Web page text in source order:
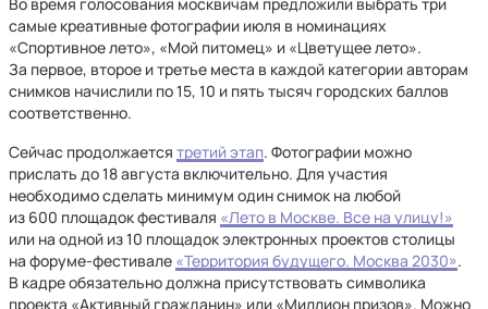
самые креативные фотографии июля в номинациях
«Спортивное лето», «Мой питомец» и «Цветущее лето».
За первое, второе и третье места в каждой категории авторам
снимков начислили по 15, 10 и пять тысяч городских баллов
соответственно.
Сейчас продолжается третий этап. Фотографии можно
прислать до 18 августа включительно. Для участия
необходимо сделать минимум один снимок на любой
из 600 площадок фестиваля «Лето в Москве. Все на улицу!»
или на одной из 10 площадок электронных проектов столицы
на форуме-фестивале «Территория будущего. Москва 2030».
В кадре обязательно должна присутствовать символика
проекта «Активный гражданин» или «Миллион призов». Можно